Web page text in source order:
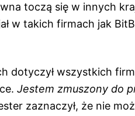
toczą się w innych
w takich firmach jak
dotyczył wszystkich
Jestem zmuszony do
zaznaczył, że nie